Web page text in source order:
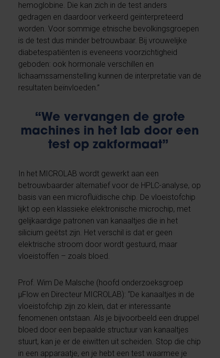
hemoglobine. Die kan zich in de test anders
gedragen en daardoor verkeerd geïnterpreteerd
worden. Voor sommige etnische bevolkingsgroepen
is de test dus minder betrouwbaar. Bij vrouwelijke
diabetespatiënten is eveneens voorzichtigheid
geboden: ook hormonale verschillen en
lichaamssamenstelling kunnen de interpretatie van de
resultaten beïnvloeden.”
“We vervangen de grote
machines in het lab door een
test op zakformaat”
In het MICROLAB wordt gewerkt aan een
betrouwbaarder alternatief voor de HPLC-analyse, op
basis van een microfluïdische chip. De vloeistofchip
lijkt op een klassieke elektronische microchip, met
gelijkaardige patronen van kanaaltjes die in het
silicium geëtst zijn. Het verschil is dat er geen
elektrische stroom door wordt gestuurd, maar
vloeistoffen – zoals bloed.
Prof. Wim De Malsche (hoofd onderzoeksgroep
µFlow en Directeur MICROLAB): “De kanaaltjes in de
vloeistofchip zijn zo klein, dat er interessante
fenomenen ontstaan. Als je bijvoorbeeld een druppel
bloed door een bepaalde structuur van kanaaltjes
stuurt, kan je er de eiwitten uit scheiden. Stop die chip
in een apparaatje, en je hebt een test waarmee je